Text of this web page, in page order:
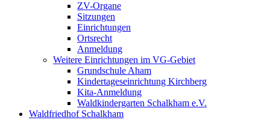
ZV-Organe
Sitzungen
Einrichtungen
Ortsrecht
Anmeldung
Weitere Einrichtungen im VG-Gebiet
Grundschule Aham
Kindertageseinrichtung Kirchberg
Kita-Anmeldung
Waldkindergarten Schalkham e.V.
Waldfriedhof Schalkham